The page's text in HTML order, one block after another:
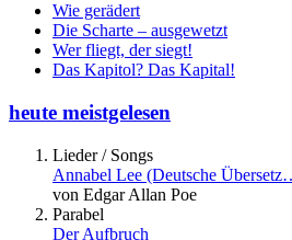
Wie gerädert
Die Scharte – ausgewetzt
Wer fliegt, der siegt!
Das Kapitol? Das Kapital!
heute meistgelesen
Lieder / Songs
Annabel Lee (Deutsche
von Edgar Allan Poe
Parabel
Der Aufbruch